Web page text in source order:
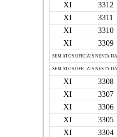
XI
3312
XI
3311
XI
3310
XI
3309
SEM ATOS OFICIAIS NESTA
SEM ATOS OFICIAIS NESTA
XI
3308
XI
3307
XI
3306
XI
3305
XI
3304